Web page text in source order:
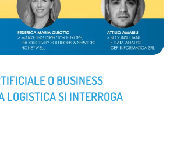
O BUSINESS
LOGISTICA SI INTERROGA